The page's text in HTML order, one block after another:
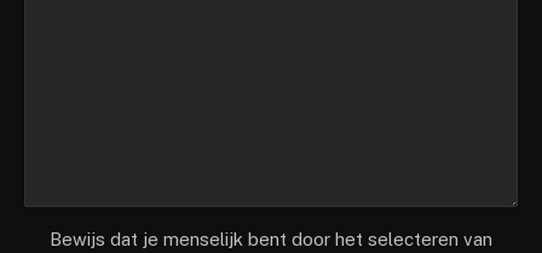
Bewijs dat je menselijk bent door het selecteren van